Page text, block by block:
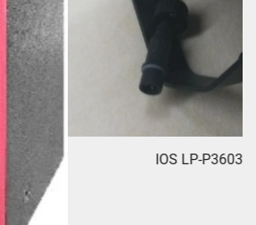
P3603pro LED Par Light